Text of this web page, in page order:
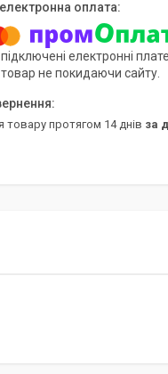
підключені електронні
не покидаючи сайту.
товару протягом 14 днів за